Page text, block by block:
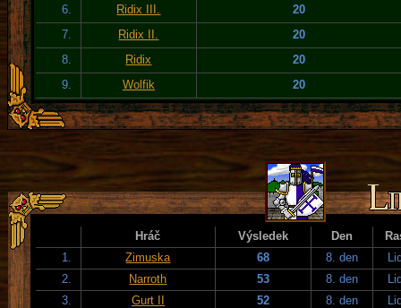
6.
Ridix III.
20
7.
Ridix II.
20
8.
Ridix
20
9.
Wolfik 20
Hráč Výsledek Den
1.
Zimuska 68 8. den
2.
Narroth 53 8. den
3.
Gurt II 52 8. den